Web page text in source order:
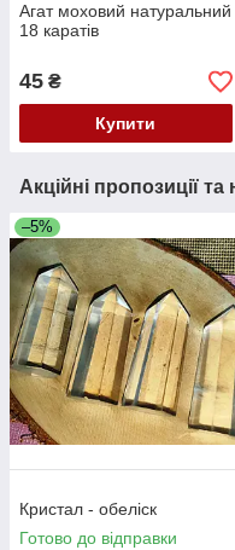
Агат моховий натуральний
18 каратів
45 ₴
Купити
Акційні пропозиції
–5%
Кристал - обеліск
Готово до відправки